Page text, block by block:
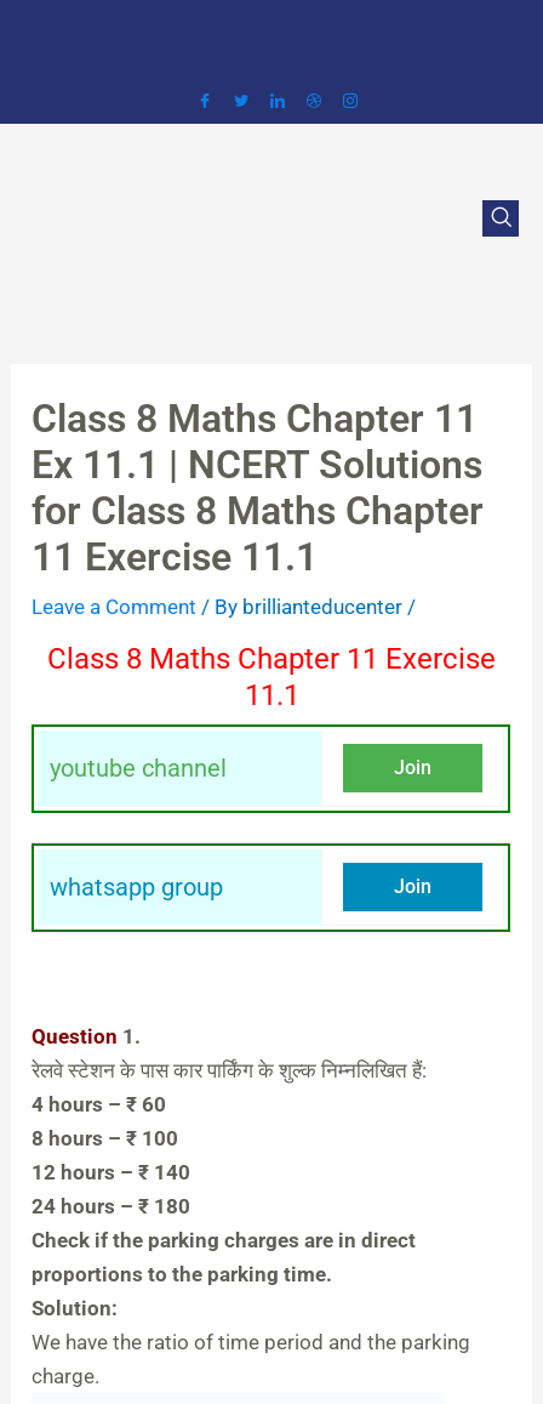
Class 8 Maths Chapter 11
Ex 11.1 | NCERT Solutions
for Class 8 Maths Chapter
11 Exercise 11.1
Leave a Comment / By brillianteducenter /
Class 8 Maths Chapter 11 Exercise
11.1
youtube channel Join
whatsapp group Join
Question 1.
रेलवे स्टेशन के पास कार पार्किंग के शुल्क निम्नलिखित हैं:
4 hours – ₹ 60
8 hours – ₹ 100
12 hours – ₹ 140
24 hours – ₹ 180
Check if the parking charges are in direct
proportions to the parking time.
Solution:
We have the ratio of time period and the parking
charge.